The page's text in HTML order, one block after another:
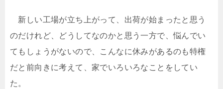
新しい工場が立ち上がって、出荷が始まったと思う
のだけれど、どうしてなのかと思う一方で、悩んでい
てもしょうがないので、こんなに休みがあるのも特権
だと前向きに考えて、家でいろいろなことをしてい
た。